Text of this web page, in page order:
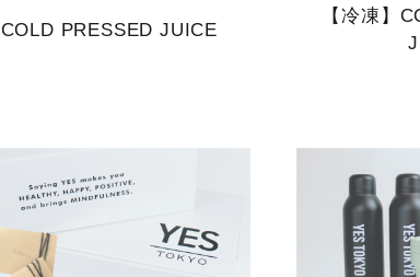
COLD PRESSED JUICE
【冷凍】